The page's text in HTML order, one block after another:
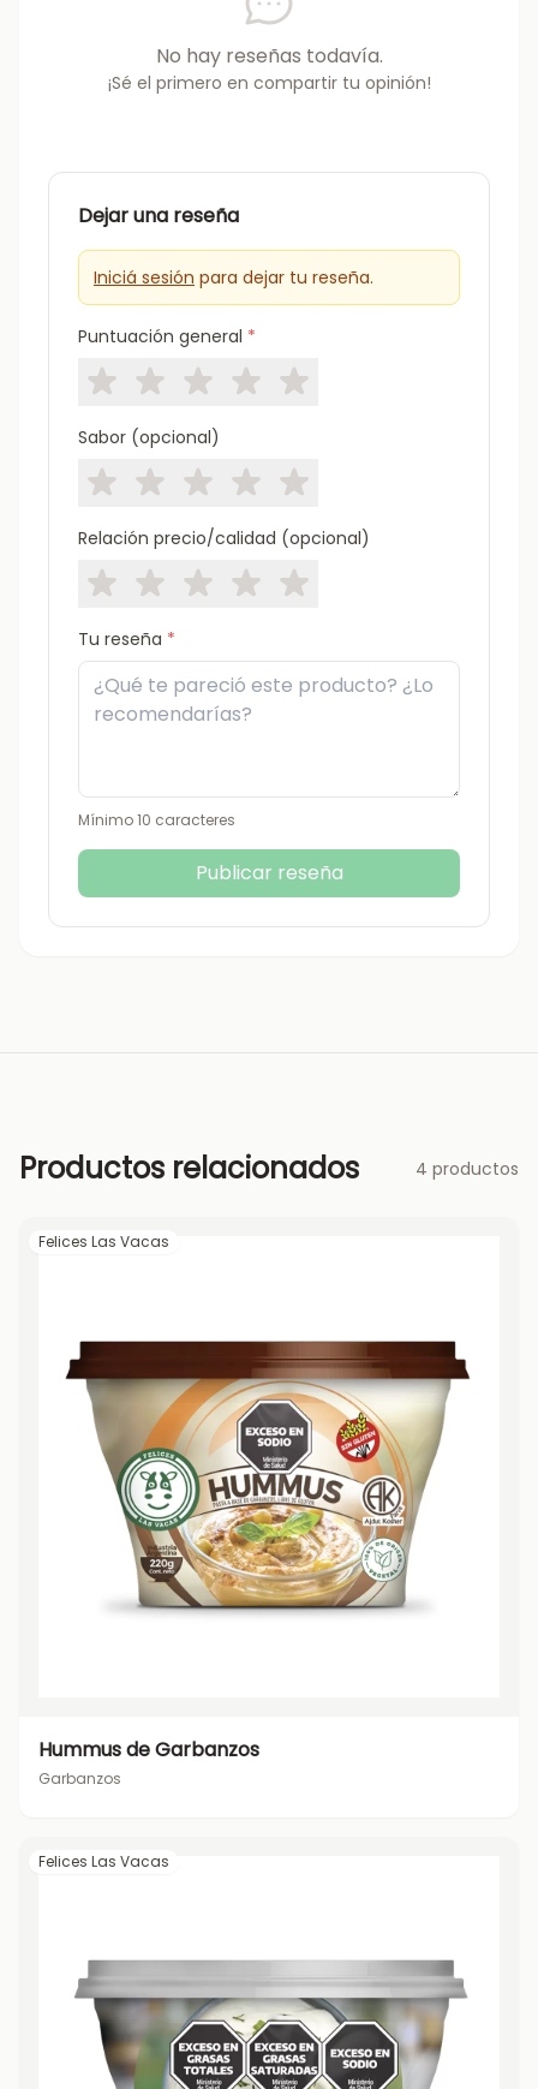
No hay reseñas todavía.
¡Sé el primero en compartir tu opinión!
Dejar una reseña
Iniciá sesión para dejar tu reseña.
Puntuación general *
Sabor (opcional)
Relación precio/calidad (opcional)
Tu reseña *
Mínimo 10 caracteres
Publicar reseña
Productos relacionados 4 productos
Felices Las Vacas
Hummus de Garbanzos
Garbanzos
Felices Las Vacas